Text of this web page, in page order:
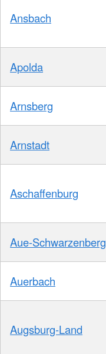
Ansbach
Apolda
Arnsberg
Arnstadt
Aschaffenburg
Aue-Schwarzenberg
Auerbach
Augsburg-Land